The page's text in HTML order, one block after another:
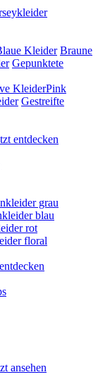
Kleider Braune
Gepunktete
KleiderPink
Gestreifte
entdecken
grau
blau
rot
floral
ansehen